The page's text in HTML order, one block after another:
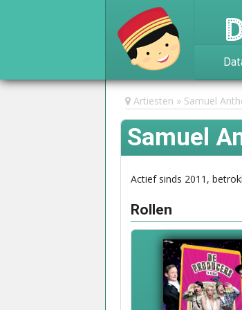
Artiesten Samuel
Samuel
Actief sinds 2011,
Rollen